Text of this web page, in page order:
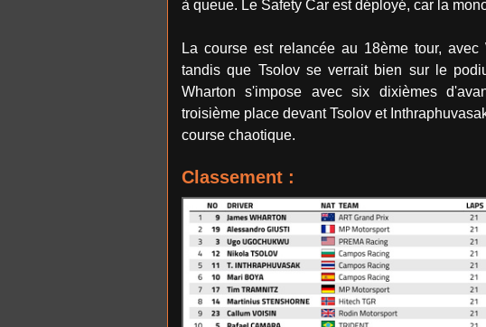
à queue. Le Safety Car est déployé, car la
La course est relancée au 18ème tour,
tandis que Tsolov se verrait bien sur le
Wharton s'impose avec six dixièmes
troisième place devant Tsolov et
course chaotique.
Classement :